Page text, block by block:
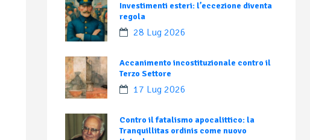
Investimenti esteri: l’eccezione diventa
regola
28 Lug 2026
Accanimento incostituzionale contro il
Terzo Settore
17 Lug 2026
Contro il fatalismo apocalittico: la
Tranquillitas ordinis come nuovo